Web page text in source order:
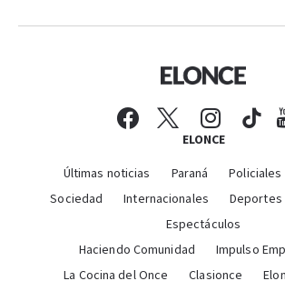
ELONCE
Últimas noticias Paraná Policiales
Sociedad
Internacionales Deportes
Espectáculos
Haciendo Comunidad
Impulso
La Cocina del Once
Clasionce